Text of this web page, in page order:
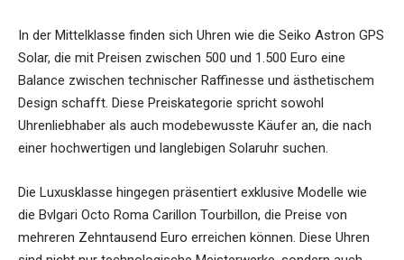
In der Mittelklasse finden sich Uhren wie die Seiko Astron GPS
Solar, die mit Preisen zwischen 500 und 1.500 Euro eine
Balance zwischen technischer Raffinesse und ästhetischem
Design schafft. Diese Preiskategorie spricht sowohl
Uhrenliebhaber als auch modebewusste Käufer an, die nach
einer hochwertigen und langlebigen Solaruhr suchen.
Die Luxusklasse hingegen präsentiert exklusive Modelle wie
die Bvlgari Octo Roma Carillon Tourbillon, die Preise von
mehreren Zehntausend Euro erreichen können. Diese Uhren